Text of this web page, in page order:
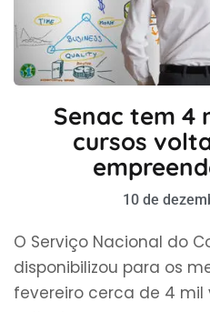
Senac tem 4
cursos
10 de
O Serviço Nacional do
disponibilizou para os
fevereiro cerca de 4